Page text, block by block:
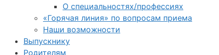
О специальностях/профессиях
«Горячая линия» по вопросам приема
Наши возможности
Выпускнику
Родителям